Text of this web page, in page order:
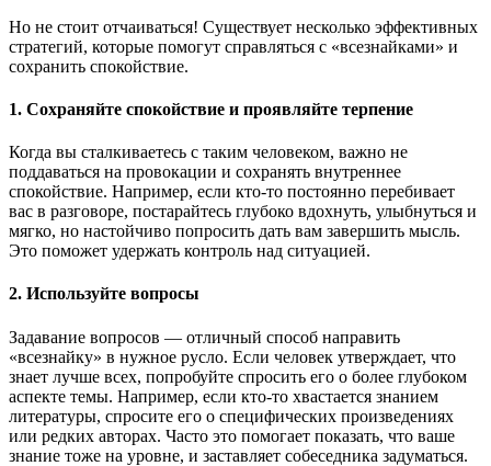
Но не стоит отчаиваться! Существует несколько эффективных
стратегий, которые помогут справляться с «всезнайками» и
сохранить спокойствие.
1. Сохраняйте спокойствие и проявляйте терпение
Когда вы сталкиваетесь с таким человеком, важно не
поддаваться на провокации и сохранять внутреннее
спокойствие. Например, если кто-то постоянно перебивает
вас в разговоре, постарайтесь глубоко вдохнуть, улыбнуться и
мягко, но настойчиво попросить дать вам завершить мысль.
Это поможет удержать контроль над ситуацией.
2. Используйте вопросы
Задавание вопросов — отличный способ направить
«всезнайку» в нужное русло. Если человек утверждает, что
знает лучше всех, попробуйте спросить его о более глубоком
аспекте темы. Например, если кто-то хвастается знанием
литературы, спросите его о специфических произведениях
или редких авторах. Часто это помогает показать, что ваше
знание тоже на уровне, и заставляет собеседника задуматься.